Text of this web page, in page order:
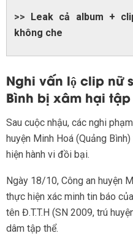
>> Leak cả album +
không che
Nghi vấn lộ clip nữ
Bình bị xâm hại
Sau cuộc nhậu, các nghi
huyện Minh Hoá (Quảng
hiện hành vi đồi bại.
Ngày 18/10, Công an huyện
thực hiện xác minh tin báo
tên Đ.T.T.H (SN 2009, trú
dâm tập thể.